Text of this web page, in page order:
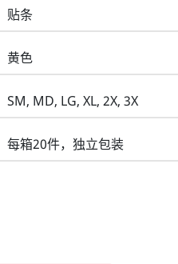
贴条
黄色
SM, MD, LG, XL, 2X, 3X
每箱20件，独立包装